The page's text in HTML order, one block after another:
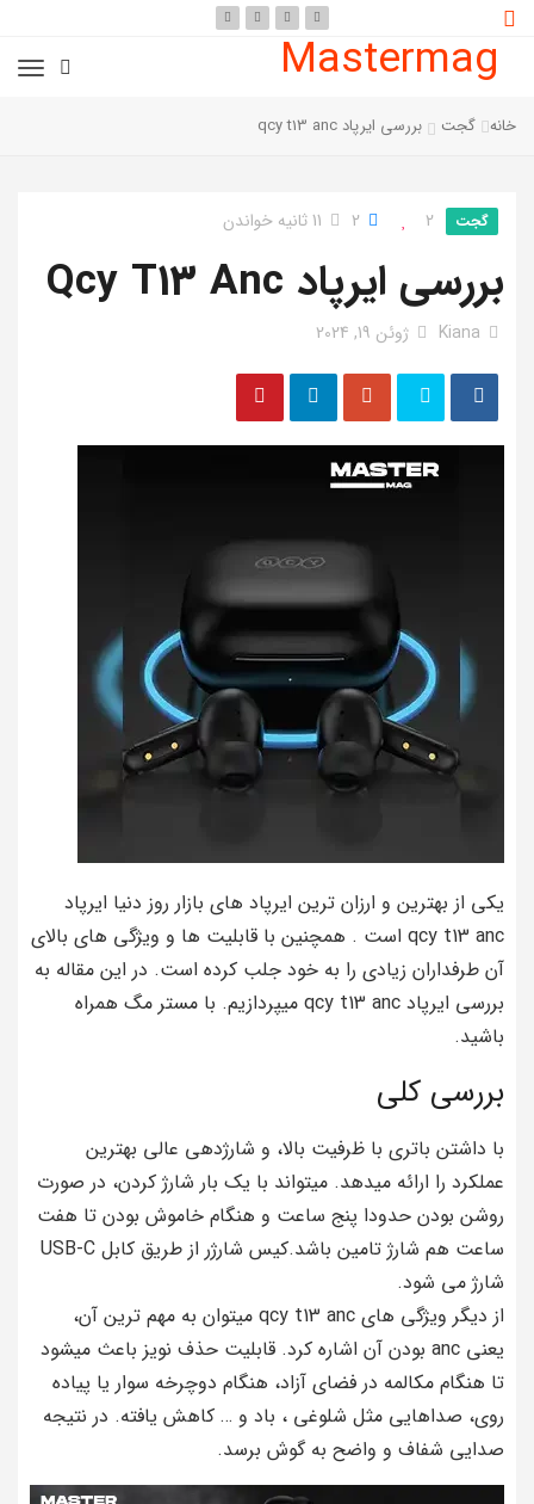
Mastermag
خانه گجت بررسی ایرپاد qcy t13 anc
گجت 2
2 11 ثانیه خواندن
بررسی ایرپاد Qcy T13 Anc
Kiana ژوئن 19, 2024
یکی از بهترین و ارزان ترین ایرپاد های بازار روز دنیا ایرپاد
qcy t13 anc است . همچنین با قابلیت ها و ویژگی های بالای
آن طرفداران زیادی را به خود جلب کرده است. در این مقاله به
بررسی ایرپاد qcy t13 anc میپردازیم. با مستر مگ همراه
باشید.
بررسی کلی
با داشتن باتری با ظرفیت بالا، و شارژدهی عالی بهترین
عملکرد را ارائه میدهد. میتواند با یک بار شارژ کردن، در صورت
روشن بودن حدودا پنج ساعت و هنگام خاموش بودن تا هفت
ساعت هم شارژ تامین باشد.کیس شارژر از طریق کابل USB-C
شارژ می شود.
از دیگر ویژگی های qcy t13 anc میتوان به مهم ترین آن،
یعنی anc بودن آن اشاره کرد. قابلیت حذف نویز باعث میشود
تا هنگام مکالمه در فضای آزاد، هنگام دوچرخه سوار یا پیاده
روی، صداهایی مثل شلوغی ، باد و … کاهش یافته. در نتیجه
صدایی شفاف و واضح به گوش برسد.